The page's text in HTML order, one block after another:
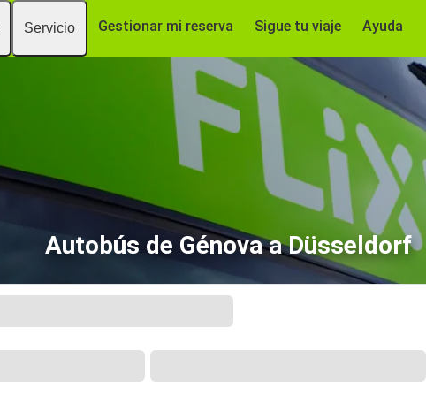
Servicio Gestionar mi reserva Sigue tu viaje Ayuda
Autobús de Génova a Düsseldorf